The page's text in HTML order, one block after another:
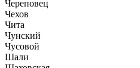
Череповец
Чехов
Чита
Чунский
Чусовой
Шали